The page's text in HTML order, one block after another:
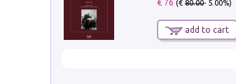
€ 76 (€80.00- 5.00%)
add to cart